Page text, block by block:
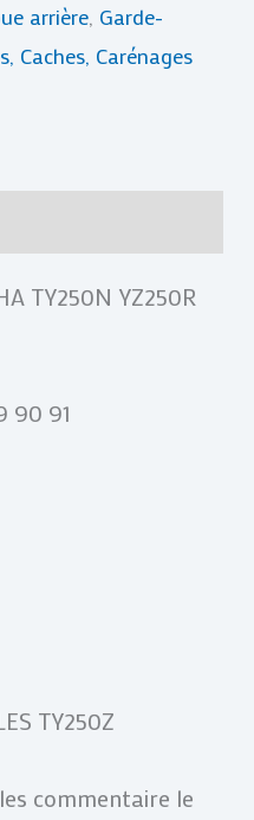
arrière, Garde-
Caches, Carénages
TY250N YZ250R
90 91
TY250Z
commentaire le